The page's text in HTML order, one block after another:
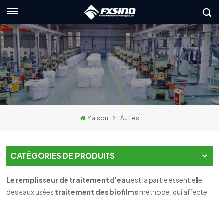
Maison Autres
CATÉGORIES DE PRODUITS
Le remplisseur de traitement d'eauest la partie essentielle
des eaux usées traitement des biofilmsméthode, qui affecte